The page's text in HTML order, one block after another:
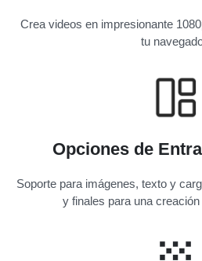
Crea videos en impresionante
tu
Opciones de
Soporte para imágenes, texto y
y finales para una